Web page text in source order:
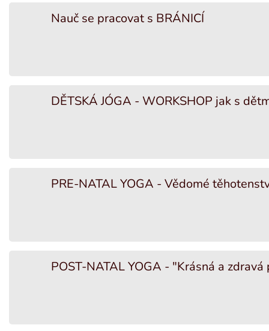
Nauč se pracovat s BRÁNICÍ
DĚTSKÁ JÓGA - WORKSHOP jak s
PRE-NATAL YOGA - Vědomé
POST-NATAL YOGA - "Krásná a